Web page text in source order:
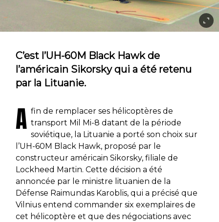
C’est l’UH-60M Black Hawk de
l’américain Sikorsky qui a été retenu
par la Lituanie.
A fin de remplacer ses hélicoptères de
transport Mil Mi-8 datant de la période
soviétique, la Lituanie a porté son choix sur
l’UH-60M Black Hawk, proposé par le
constructeur américain Sikorsky, filiale de
Lockheed Martin. Cette décision a été
annoncée par le ministre lituanien de la
Défense Raimundas Karoblis, qui a précisé que
Vilnius entend commander six exemplaires de
cet hélicoptère et que des négociations avec